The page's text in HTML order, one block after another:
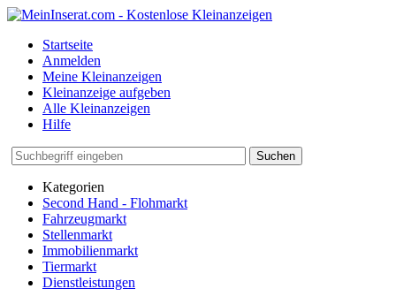
Startseite
Anmelden
Meine Kleinanzeigen
Kleinanzeige aufgeben
Alle Kleinanzeigen
Hilfe
Suchen
Kategorien
Second Hand - Flohmarkt
Fahrzeugmarkt
Stellenmarkt
Immobilienmarkt
Tiermarkt
Dienstleistungen